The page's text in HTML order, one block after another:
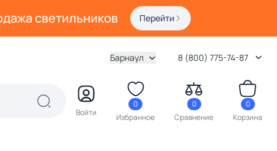
светильников Перейти
Барнаул 8 (800) 775-74-87
Войти
0
Избранное
0
Сравнение
0
Корзина